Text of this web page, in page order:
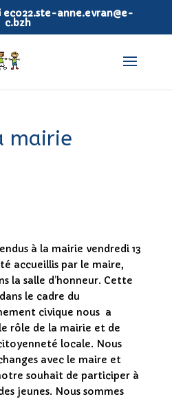
eco22.ste-anne.evran@e-
c.bzh
mairie
à la mairie vendredi 13
accueillis par le maire,
la salle d’honneur. Cette
le cadre du
civique nous a
rôle de la mairie et de
locale. Nous
avec le maire et
souhait de participer à
jeunes. Nous sommes